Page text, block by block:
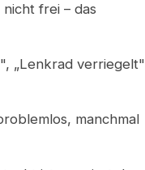
frei – das
„Lenkrad verriegelt"
manchmal